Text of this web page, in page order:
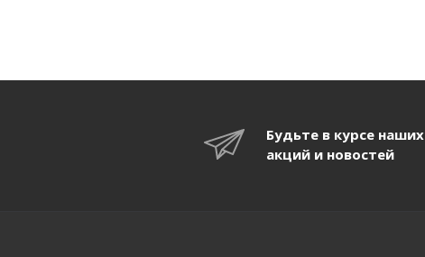
Будьте в курсе наших
акций и новостей